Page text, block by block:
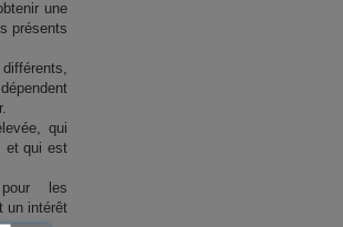
une
présents
qui
et qui est
les
un intérêt